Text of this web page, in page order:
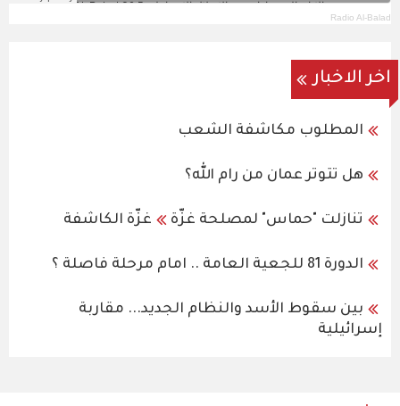
Radio Al-Balad
اخر الاخبار
المطلوب مكاشفة الشعب
هل تتوتر عمان من رام الله؟
تنازلت "حماس" لمصلحة غزّة غزّة الكاشفة
الدورة 81 للجعية العامة .. امام مرحلة فاصلة ؟
بين سقوط الأسد والنظام الجديد... مقاربة
إسرائيلية